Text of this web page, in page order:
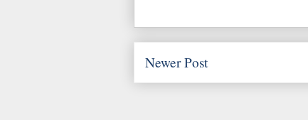
Newer Post